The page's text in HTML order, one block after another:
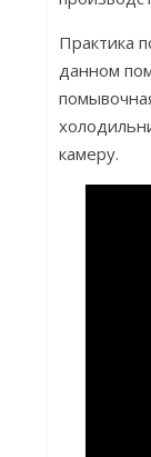
Практика
данном
камеру.